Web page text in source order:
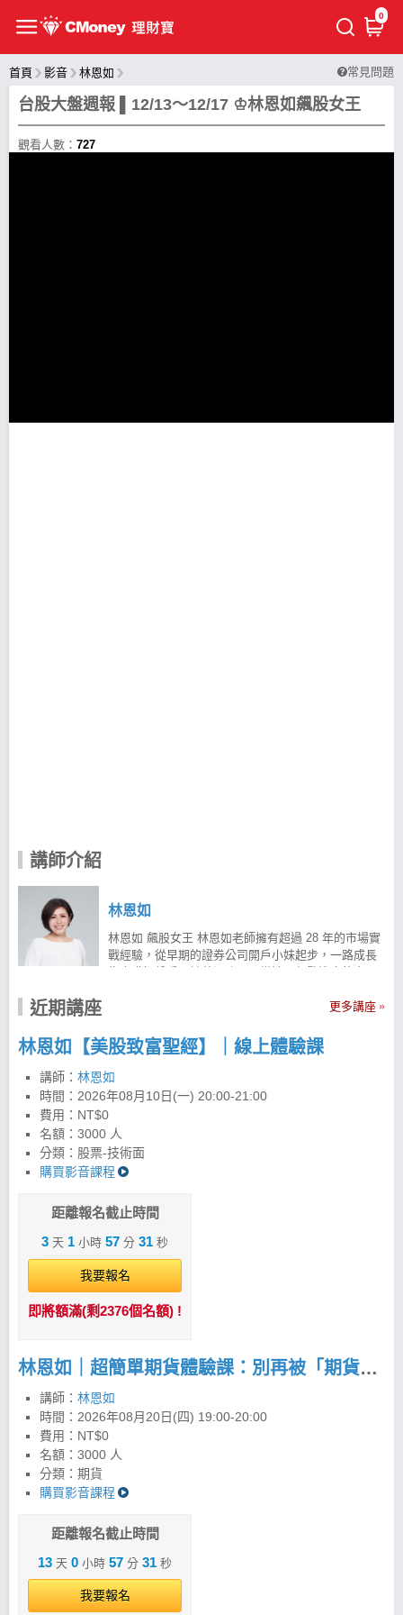
0
首頁 影音 林恩如 常見問題
台股大盤週報 ▌12/13～12/17 ♔林恩如飆股女王
觀看人數： 727
講師介紹
林恩如
林恩如 飆股女王 林恩如老師擁有超過 28 年的市場實
戰經驗，從早期的證券公司開戶小妹起步，一路成長
為專職操盤手。她曾深陷天天當沖、頻繁進出的交易
面臨慘賠。 在痛定思痛後，她透過大量閱讀與實戰反
「超簡單投資法」。 投資理財教育不能等 投資理財是
人生重要課題，但真實市場與學校課本上的經濟學往
往截然不同。為了幫助更多投資人用對方法、改善財
務問題，林恩如老師以自身 28 年真金白銀的市場實戰
2026 年，已累積舉辦超過 450 場投資講座，陪伴超過
15,000 名學員學習成長，逐步建立正確的投資觀念與
交易邏輯。透過趨勢操作與超簡單投資法，曾掌握個
股最高 19 倍的獲利機會，學員對帳單與獲利見證更是
單、更有紀律的方法，看懂市場、掌握趨勢。 2條均
為輔，搭配四大法寶的完整運用，就是最務實簡單的
投資方法。按照紀律操作，投資人依策略可以把風險
控制在最小化。交易商品舉凡台股、期貨、美股、海
外期貨…，只要看懂K線圖，就能運用「超簡單投資
法」投資全世界，抓緊趨勢賺進波段財。 飆股女王：
(APP) 4.強棒旺旺來(APP/PC) 林恩如｜強棒旺旺來
旺來Android下載 >>https://cmy.tw/00B2TP
近期講座
林恩如【美股致富聖經】｜線上體驗課
講師： 林恩如
時間： 2026年08月10日(一) 20:00-21:00
費用：NT$0
名額：3000 人
分類：股票-技術面
購買影音課程
距離報名截止時間
3 天 1 小時 57 分 30 秒
我要報名
即將額滿(剩2376個名額) !
林恩如｜超簡單期貨體驗課：別再被「期貨很危險」限制你的獲利！
講師： 林恩如
時間： 2026年08月20日(四) 19:00-20:00
費用：NT$0
名額：3000 人
分類：期貨
購買影音課程
距離報名截止時間
13 天 0 小時 57 分 30 秒
我要報名
更多講座